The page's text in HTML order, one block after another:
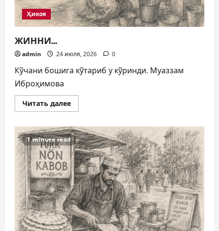
Ҳикоя
ЖИННИ…
admin 24 июля, 2026 0
Кўчани бошига кўтариб у кўринди. Муаззам
Иброҳимова
Читать далееПрочитать
больше
1 minute read